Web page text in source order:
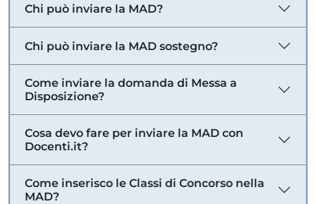
Chi può inviare la MAD?
Chi può inviare la MAD sostegno?
Come inviare la domanda di Messa a
Disposizione?
Cosa devo fare per inviare la MAD con
Docenti.it?
Come inserisco le Classi di Concorso nella
MAD?